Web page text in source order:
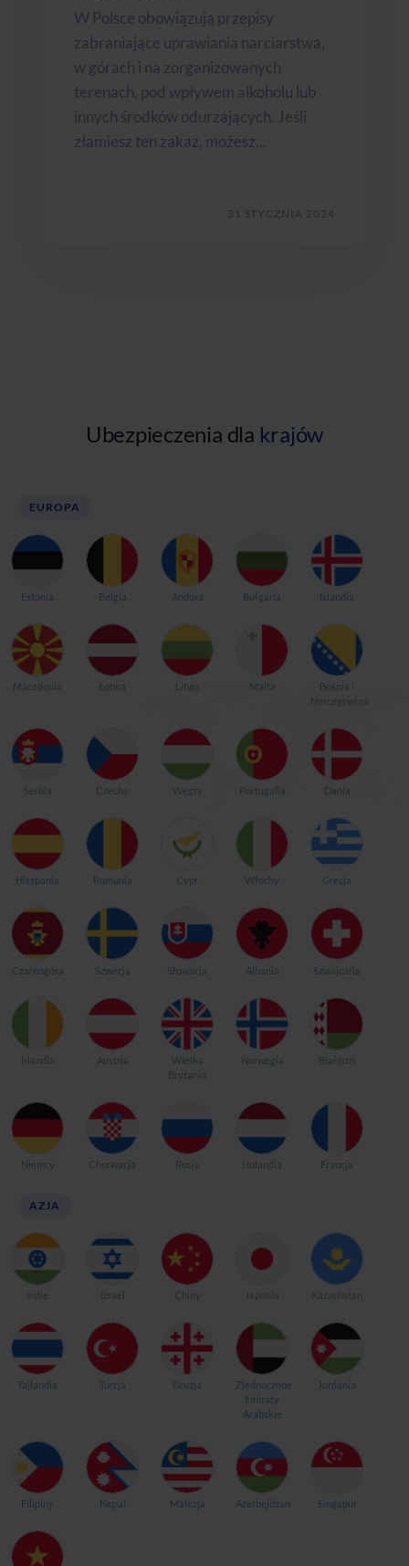
W Polsce obowiązują przepisy
zabraniające uprawiania narciarstwa,
w górach i na zorganizowanych
terenach, pod wpływem alkoholu lub
innych środków odurzających. Jeśli
złamiesz ten zakaz, możesz...
31 STYCZNIA 2024
Ubezpieczenia dla krajów
EUROPA
Estonia Belgia Andora Bułgaria Islandia
Macedonia Łotwa Litwa Malta
Bośnia i
Hercegowina
Serbia Czechy Węgry Portugalia Dania
Hiszpania Rumunia Cypr Włochy Grecja
Czarnogóra Szwecja Słowacja Albania Szwajcaria
Irlandia Austria
Wielka
Brytania
Norwegia Białoruś
Niemcy Chorwacja Rosja Holandia Francja
AZJA
Indie Izrael Chiny Japonia Kazachstan
Tajlandia Turcja Gruzja
Zjednoczone
Emiraty
Arabskie
Jordania
Filipiny Nepal Malezja Azerbejdżan Singapur